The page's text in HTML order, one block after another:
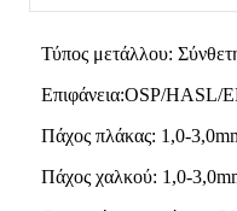
Τύπος μετάλλου:
Επιφάνεια:OSP/HASL/
Πάχος πλάκας: 1,0-
Πάχος χαλκού: 1,0-